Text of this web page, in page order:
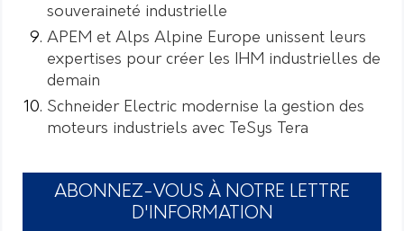
souveraineté industrielle
APEM et Alps Alpine Europe unissent leurs
expertises pour créer les IHM industrielles de
demain
Schneider Electric modernise la gestion des
moteurs industriels avec TeSys Tera
ABONNEZ-VOUS À NOTRE LETTRE
D'INFORMATION